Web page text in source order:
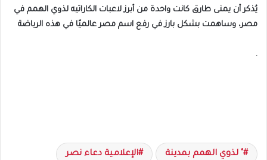
يُذكر أن يمنى طارق كانت واحدة من أبرز لاعبات الكاراتيه لذوي الهمم في
مصر، وساهمت بشكل بارز في رفع اسم مصر عالميًا في هذه الرياضة
.
" لذوي الهمم بمدينة الإعلامية دعاء نصر